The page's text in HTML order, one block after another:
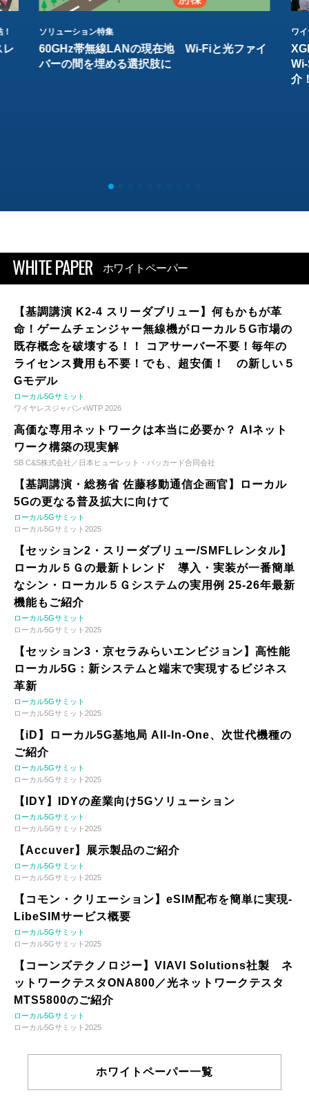
レ
ソリューション特集
60GHz帯無線LANの現在地 Wi-Fiと光ファイ
バーの間を埋める選択肢に
ワ
介
WHITE PAPER ホワイトペーパー
【基調講演 K2-4 スリーダブリュー】何もかもが革
命！ゲームチェンジャー無線機がローカル５G市場の
既存概念を破壊する！！ コアサーバー不要！毎年の
ライセンス費用も不要！でも、超安価！ の新しい５
Gモデル
ローカル5Gサミット
ワイヤレスジャパン×WTP 2026
高価な専用ネットワークは本当に必要か？ AIネット
ワーク構築の現実解
SB C&S株式会社／日本ヒューレット・パッカード合同会社
【基調講演・総務省 佐藤移動通信企画官】ローカル
5Gの更なる普及拡大に向けて
ローカル5Gサミット
ローカル5Gサミット2025
【セッション2・スリーダブリュー/SMFLレンタル】
ローカル５Ｇの最新トレンド 導入・実装が一番簡単
なシン・ローカル５Ｇシステムの実用例 25-26年最新
機能もご紹介
ローカル5Gサミット
ローカル5Gサミット2025
【セッション3・京セラみらいエンビジョン】高性能
ローカル5G：新システムと端末で実現するビジネス
革新
ローカル5Gサミット
ローカル5Gサミット2025
【iD】ローカル5G基地局 All-In-One、次世代機種の
ご紹介
ローカル5Gサミット
ローカル5Gサミット2025
【IDY】IDYの産業向け5Gソリューション
ローカル5Gサミット
ローカル5Gサミット2025
【Accuver】展示製品のご紹介
ローカル5Gサミット
ローカル5Gサミット2025
【コモン・クリエーション】eSIM配布を簡単に実現-
LibeSIMサービス概要
ローカル5Gサミット
ローカル5Gサミット2025
【コーンズテクノロジー】VIAVI Solutions社製 ネ
ットワークテスタONA800／光ネットワークテスタ
MTS5800のご紹介
ローカル5Gサミット
ローカル5Gサミット2025
ホワイトペーパー一覧